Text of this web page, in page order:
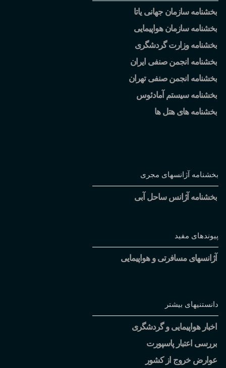
بخشنامه سازمان جهانی یاتا
بخشنامه سازمان هواپیمایی
بخشنامه وزارت گردشگری
بخشنامه انجمن صنفی ایران
بخشنامه انجمن صنفی تهران
بخشنامه سیستم آمادئوس
بخشنامه های هتل ها
بخشنامه آژانسهای مجری
بخشنامه آژانس ساحل آبی
پیوندهای مفید
آژانسهای مسافرتی و هواپیمایی
دانستنیهای بیشتر
اخبار هواپیمایی و گردشگری
بررسی اعتبار پاسپورت
عوارض خروج از کشور